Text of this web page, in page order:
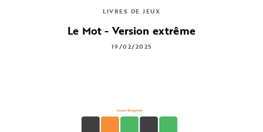
LIVRES DE JEUX
Le Mot - Version extrême
19/02/2025